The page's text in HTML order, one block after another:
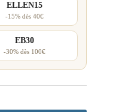
ELLEN15
-15% dès 40€
EB30
-30% dès 100€